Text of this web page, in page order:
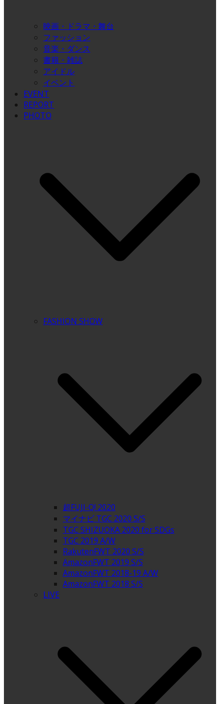
映画・ドラマ・舞台
ファッション
音楽・ダンス
書籍・雑誌
アイドル
イベント
EVENT
REPORT
PHOTO
FASHION SHOW
超FUJI-Q! 2020
マイナビ TGC 2020 S/S
TGC SHIZUOKA 2020 for SDGs
TGC 2019 A/W
RakutenFWT 2020 S/S
AmazonFWT 2019 S/S
AmazonFWT 2018-19 A/W
AmazonFWT 2018 S/S
LIVE